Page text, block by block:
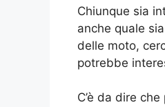
Chiunque sia
anche quale
delle moto,
potrebbe
C’è da dire